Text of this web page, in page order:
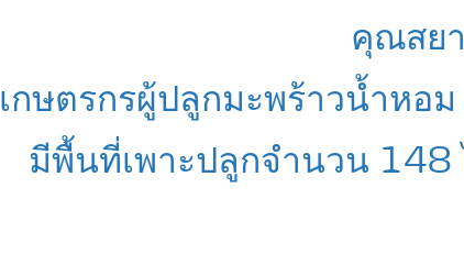
คุณสย
เกษตรกรผู้ปลูกมะพร้าวน้ำหอ
มีพื้นที่เพาะปลูกจำนวน 148